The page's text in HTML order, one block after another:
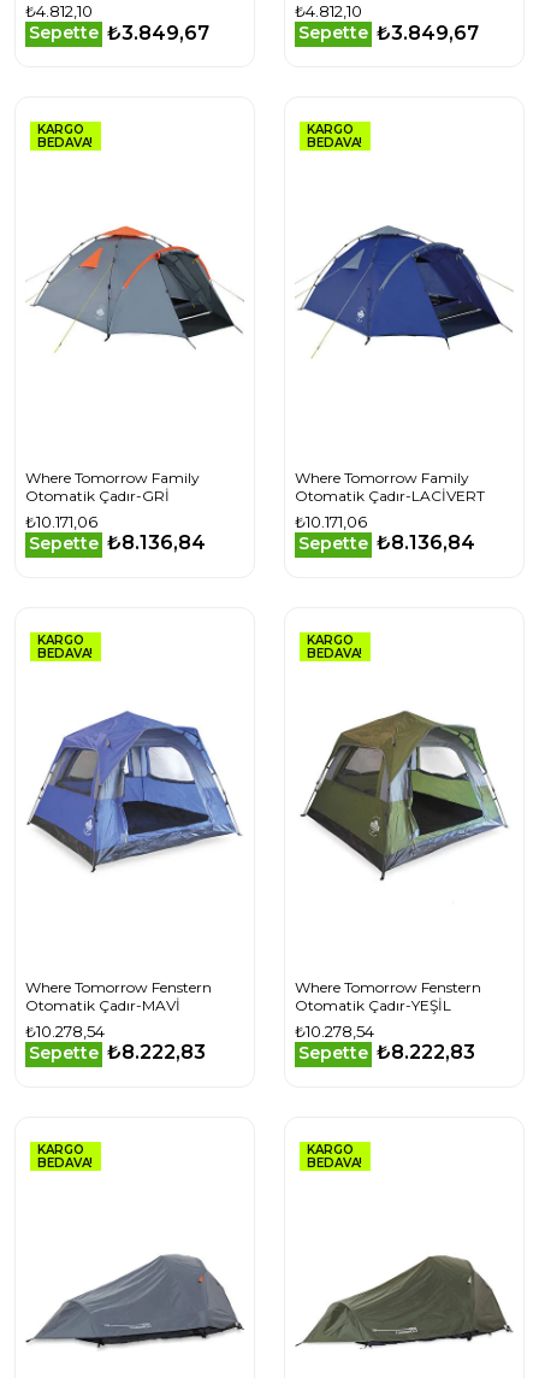
₺4.812,10
Sepette ₺3.849,67
₺4.812,10
Sepette ₺3.849,67
KARGO
BEDAVA!
Where Tomorrow Family
Otomatik Çadır-GRİ
₺10.171,06
Sepette ₺8.136,84
KARGO
BEDAVA!
Where Tomorrow Family
Otomatik Çadır-LACİVERT
₺10.171,06
Sepette ₺8.136,84
KARGO
BEDAVA!
Where Tomorrow Fenstern
Otomatik Çadır-MAVİ
₺10.278,54
Sepette ₺8.222,83
KARGO
BEDAVA!
Where Tomorrow Fenstern
Otomatik Çadır-YEŞİL
₺10.278,54
Sepette ₺8.222,83
KARGO
BEDAVA!
KARGO
BEDAVA!